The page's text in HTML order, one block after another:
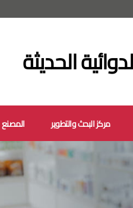
الحديثة
مركز البحث والتطوير المصنع